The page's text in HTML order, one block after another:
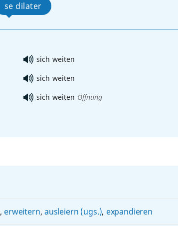
se dilater
sich weiten
sich weiten
sich weiten Öffnung
, erweitern, ausleiern (ugs.), expandieren